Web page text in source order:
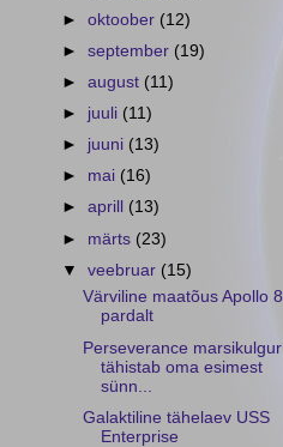
►oktoober (12)
►september (19)
►august (11)
► juuli (11)
► juuni (13)
► mai (16)
►aprill (13)
► märts (23)
▼veebruar (15)
Värviline maatõus Apollo 8
pardalt
Perseverance marsikulgur
tähistab oma esimest
sünn...
Galaktiline tähelaev USS
Enterprise